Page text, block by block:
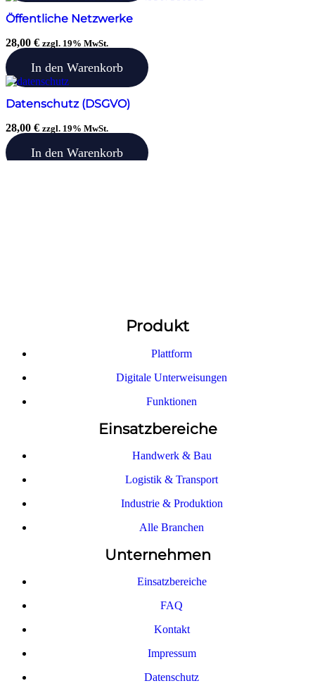
Öffentliche Netzwerke
28,00 € zzgl. 19% MwSt.
In den Warenkorb
Datenschutz (DSGVO)
28,00 € zzgl. 19% MwSt.
In den Warenkorb
Produkt
Plattform
Digitale Unterweisungen
Funktionen
Einsatzbereiche
Handwerk & Bau
Logistik & Transport
Industrie & Produktion
Alle Branchen
Unternehmen
Einsatzbereiche
FAQ
Kontakt
Impressum
Datenschutz